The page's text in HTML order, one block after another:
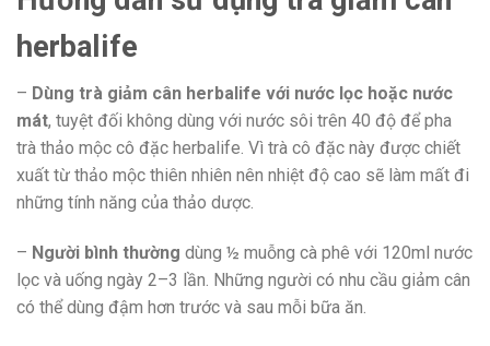
herbalife
– Dùng trà giảm cân herbalife với nước lọc hoặc nước
mát, tuyệt đối không dùng với nước sôi trên 40 độ để pha
trà thảo mộc cô đặc herbalife. Vì trà cô đặc này được chiết
xuất từ thảo mộc thiên nhiên nên nhiệt độ cao sẽ làm mất đi
những tính năng của thảo dược.
– Người bình thường dùng ½ muỗng cà phê với 120ml nước
lọc và uống ngày 2–3 lần. Những người có nhu cầu giảm cân
có thể dùng đậm hơn trước và sau mỗi bữa ăn.